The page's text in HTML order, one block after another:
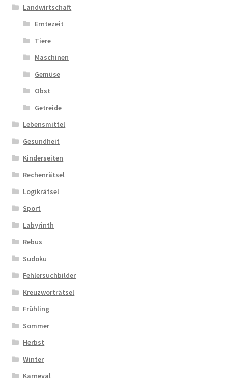
Landwirtschaft
Erntezeit
Tiere
Maschinen
Gemüse
Obst
Getreide
Lebensmittel
Gesundheit
Kinderseiten
Rechenrätsel
Logikrätsel
Sport
Labyrinth
Rebus
Sudoku
Fehlersuchbilder
Kreuzworträtsel
Frühling
Sommer
Herbst
Winter
Karneval